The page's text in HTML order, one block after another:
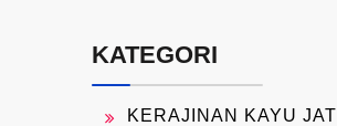
KATEGORI
KERAJINAN KAYU JATI